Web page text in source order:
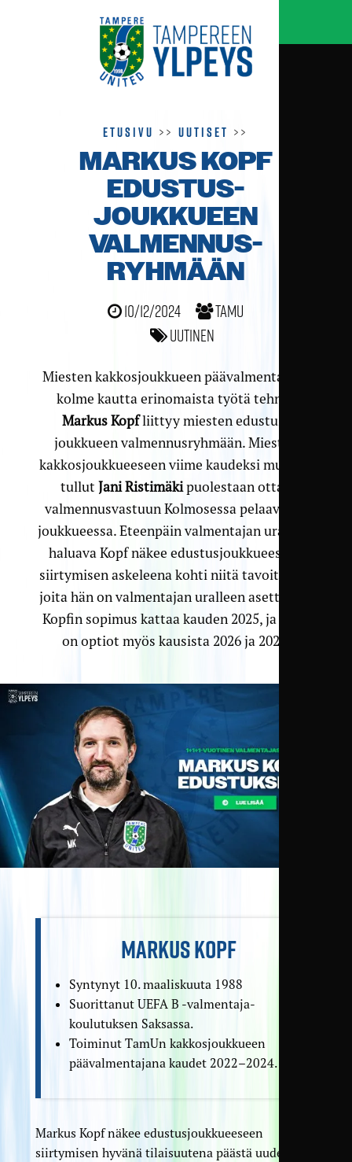
Etusivu >>Uutiset >>
MARKUS KOPF
EDUSTUS­
JOUKKUEEN
VALMENNUS­
RYHMÄÄN
10/12/2024
TamU
Uutinen
Miesten kakkosjoukkueen päävalmentajana
kolme kautta erinomaista työtä tehnyt
Markus Kopfliittyy miesten edustus­
joukkueen valmennus­ryhmään. Miesten
kakkos­joukkueeseen viime kaudeksi mukaan
tullutJani Ristimäkipuolestaan ottaa
valmennus­vastuun Kolmosessa pelaavassa
joukkueessa. Eteenpäin valmentajan urallaan
haluava Kopf näkee edustus­joukkueeseen
siirtymisen askeleena kohti niitä tavoitteita,
joita hän on valmentajan uralleen asettanut.
Kopfin sopimus kattaa kauden 2025, ja siinä
on optiot myös kausista 2026 ja 2027.
MARKUS KOPF
Syntynyt 10. maaliskuuta 1988
Suorittanut UEFA B -valmentaja­
koulutuksen Saksassa.
Toiminut TamUn kakkos­joukkueen
päävalmentajana kaudet 2022–2024.
Markus Kopf näkee edustus­joukkueeseen
siirtymisen hyvänä tilaisuutena päästä uudelle